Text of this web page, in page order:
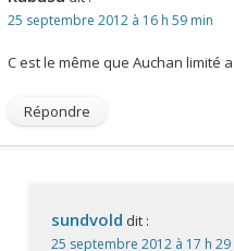
25 septembre 2012 à 16 h 59 min
C est le même que Auchan limité
Répondre
sundvold dit :
25 septembre 2012 à 17 h 29